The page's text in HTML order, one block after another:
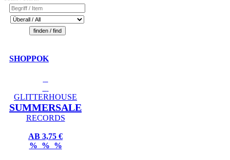
SHOPPOK
GLITTERHOUSE
SUMMERSALE
RECORDS
AB 3,75 €
% % %